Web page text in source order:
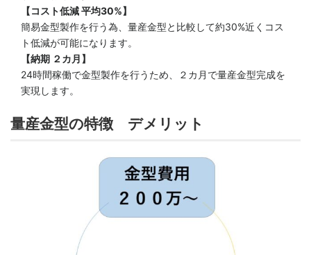
【コスト低減 平均30%】
簡易金型製作を行う為、量産金型と比較して約30%近くコス
ト低減が可能になります。
【納期 ２カ月】
24時間稼働で金型製作を行うため、２カ月で量産金型完成を
実現します。
量産金型の特徴 デメリット